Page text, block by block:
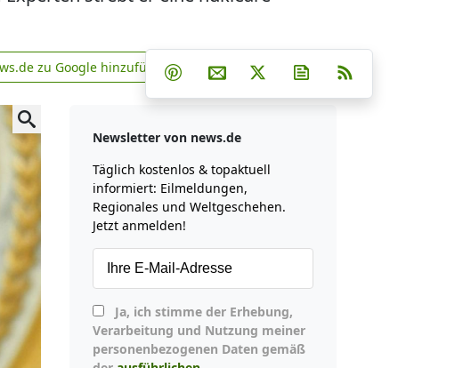
news.de zu Google hinzufügen
zu Google hinzufügen Teilen auf Facebook
Teilen auf Whatsapp
Teilen auf Telegram
Teilen auf Pinterest
Per E-Mail teilen
Post auf XNewsletter
Newsletter von news.de
Täglich kostenlos & topaktuell
informiert: Eilmeldungen,
Regionales und Weltgeschehen.
Jetzt anmelden!
Verarbeitung und Nutzung meiner
personenbezogenen Daten gemäß